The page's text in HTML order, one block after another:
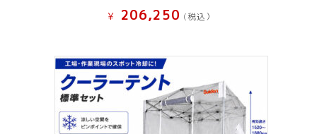
¥ 206,250 (税込）